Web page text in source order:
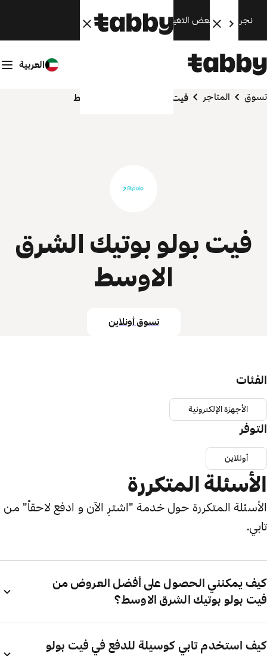
نجري الآن بعض التغييرات. سنعود قريبًا.
العربية
تسوق المتاجر فيت بولو بوتيك الشرق الاوسط
فيت بولو بوتيك الشرق
الاوسط
تسوق أونلاين
الفئات
الأجهزة الإلكترونية
التوفر
أونلاين
الأسئلة المتكررة
الأسئلة المتكررة حول خدمة "اشترِ الآن و ادفع لاحقاً" من
تابي.
كيف يمكنني الحصول على أفضل العروض من
فيت بولو بوتيك الشرق الاوسط؟
كيف استخدم تابي كوسيلة للدفع في فيت بولو